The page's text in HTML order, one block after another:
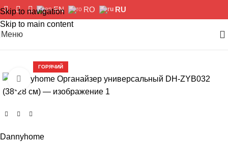
Skip to navigation
Skip to main content
EN RO RU
Меню
ГОРЯЧИЙ
Нажмите, чтобы увеличить изображение
Dannyhome